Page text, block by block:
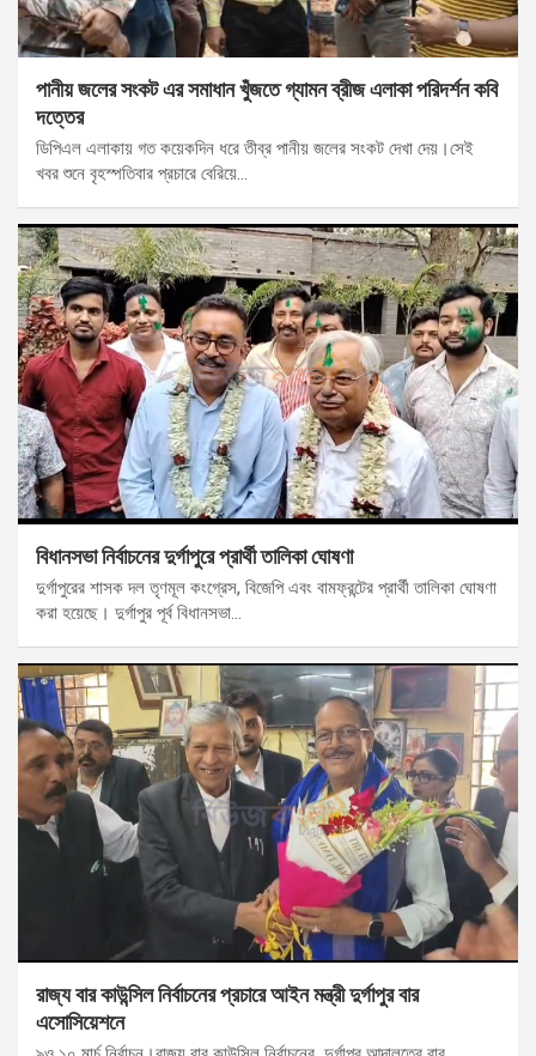
পানীয় জলের সংকট এর সমাধান খুঁজতে গ্যামন ব্রীজ এলাকা পরিদর্শন কবি
দত্তের
ডিপিএল এলাকায় গত কয়েকদিন ধরে তীব্র পানীয় জলের সংকট দেখা দেয়।সেই
খবর শুনে বৃহস্পতিবার প্রচারে বেরিয়ে…
বিধানসভা নির্বাচনের দুর্গাপুরে প্রার্থী তালিকা ঘোষণা
দুর্গাপুরের শাসক দল তৃণমূল কংগ্রেস, বিজেপি এবং বামফ্রন্টের প্রার্থী তালিকা ঘোষণা
করা হয়েছে। দুর্গাপুর পূর্ব বিধানসভা…
রাজ্য বার কাউন্সিল নির্বাচনের প্রচারে আইন মন্ত্রী দুর্গাপুর বার
এসোসিয়েশনে